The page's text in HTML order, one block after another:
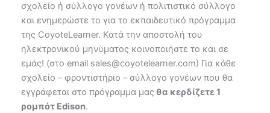
σχολείο ή σύλλογο γονέων ή πολιτιστικό σύλλογο
και ενημερώστε το για το εκπαιδευτικό πρόγραμμα
της CoyoteLearner. Κατά την αποστολή του
ηλεκτρονικού μηνύματος κοινοποιήστε το και σε
εμάς! (στο email sales@coyotelearner.com) Για κάθε
σχολείο – φροντιστήριο – σύλλογο γονέων που θα
εγγράφεται στο πρόγραμμα μας θα κερδίζετε 1
ρομπότ Edison.